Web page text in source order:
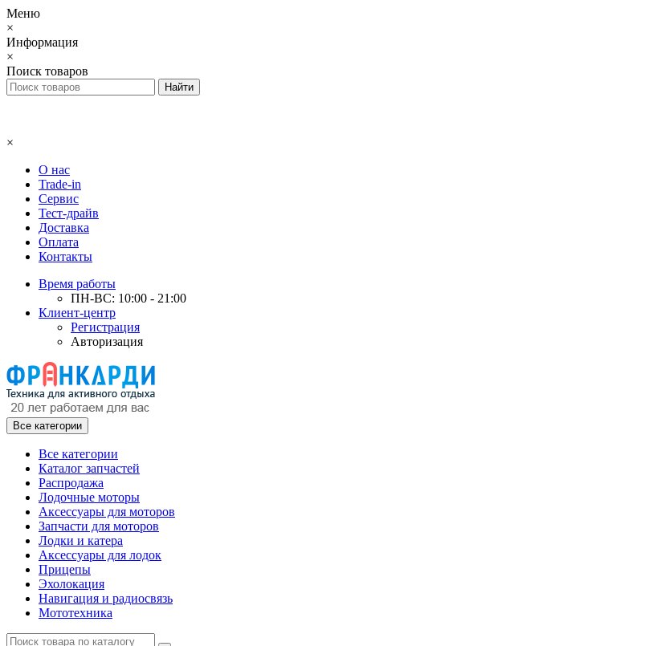
Меню
×
Информация
×
Поиск товаров
×
О нас
Trade-in
Сервис
Тест-драйв
Доставка
Оплата
Контакты
Время работы
ПН-ВС: 10:00 - 21:00
Клиент-центр
Регистрация
Авторизация
Все категории
Все категории
Каталог запчастей
Распродажа
Лодочные моторы
Аксессуары для моторов
Запчасти для моторов
Лодки и катера
Аксессуары для лодок
Прицепы
Эхолокация
Навигация и радиосвязь
Мототехника